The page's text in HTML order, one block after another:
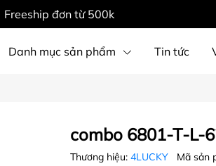
Freeship đơn từ 500k
Danh mục sản phẩm Tin tức
combo 6801-T-L-
Thương hiệu: 4LUCKY Mã sản